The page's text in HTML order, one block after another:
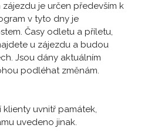
je určen především k
v tyto dny je
Časy odletu a příletu,
u zájezdu a budou
Jsou dány aktuálním
podléhat změnám.
uvnitř památek,
uvedeno jinak.